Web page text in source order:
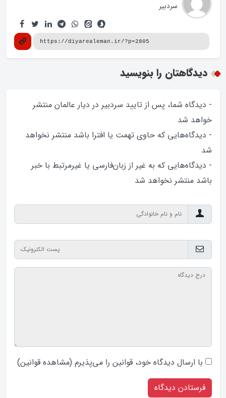
سردبیر
دیدگاهتان را بنویسید
- دیدگاه شما، پس از تایید سردبیر در دیار عالمان منتشر
خواهد‌ شد
- دیدگاه‌هایی که حاوی تهمت یا افترا باشد منتشر نخواهد‌
شد
- دیدگاه‌هایی که به غیر از زبان‌فارسی یا غیرمرتبط با خبر
باشد منتشر نخواهد‌ شد
با ارسال دیدگاه‌ خود، قوانین را می‌پذیرم (مشاهده قوانین)